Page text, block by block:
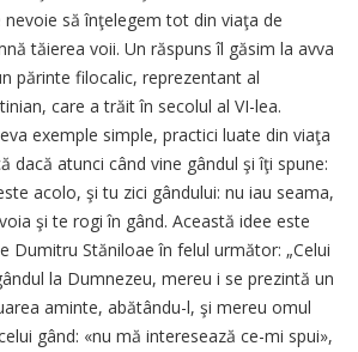
să înţelegem tot din viaţa de
tăierea voii. Un răspuns îl găsim la avva
părinte filocalic, reprezentant al
care a trăit în secolul al VI-lea.
exemple simple, practici luate din viaţa
dacă atunci când vine gândul şi îţi spune:
acolo, şi tu zici gândului: nu iau seama,
şi te rogi în gând. Această idee este
Dumitru Stăniloae în felul următor: „Celui
la Dumnezeu, mereu i se prezintă un
aminte, abătându-l, şi mereu omul
gând: «nu mă interesează ce-mi spui»,